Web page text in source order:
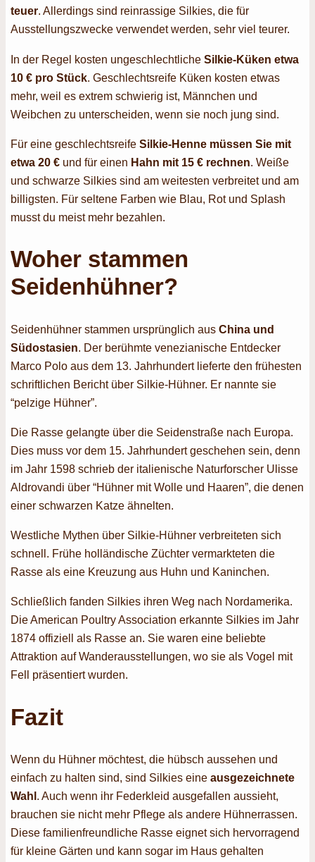
teuer. Allerdings sind reinrassige Silkies, die für
Ausstellungszwecke verwendet werden, sehr viel teurer.
In der Regel kosten ungeschlechtlicheSilkie-Küken etwa
10€ pro Stück. Geschlechtsreife Küken kosten etwas
mehr, weil es extrem schwierig ist, Männchen und
Weibchen zu unterscheiden, wenn sie noch jung sind.
Für eine geschlechtsreifeSilkie-Henne müssen Sie mit
etwa 20€ und für einen Hahn mit 15€ rechnen. Weiße
und schwarze Silkies sind am weitesten verbreitet und am
billigsten. Für seltene Farben wie Blau, Rot und Splash
musst du meist mehr bezahlen.
Woher stammen
Seidenhühner?
Seidenhühner stammen ursprünglich ausChina und
Südostasien . Der berühmte venezianische Entdecker
Marco Polo aus dem 13. Jahrhundert lieferte den frühesten
schriftlichen Bericht über Silkie-Hühner. Er nannte sie
“pelzige Hühner”.
Die Rasse gelangte über die Seidenstraße nach Europa.
Dies muss vor dem 15. Jahrhundert geschehen sein, denn
im Jahr 1598 schrieb der italienische Naturforscher Ulisse
Aldrovandi über “Hühner mit Wolle und Haaren”, die denen
einer schwarzen Katze ähnelten.
Westliche Mythen über Silkie-Hühner verbreiteten sich
schnell. Frühe holländische Züchter vermarkteten die
Rasse als eine Kreuzung aus Huhn und Kaninchen.
Schließlich fanden Silkies ihren Weg nach Nordamerika.
Die American Poultry Association erkannte Silkies im Jahr
1874 offiziell als Rasse an. Sie waren eine beliebte
Attraktion auf Wanderausstellungen, wo sie als Vogel mit
Fell präsentiert wurden.
Fazit
Wenn du Hühner möchtest, die hübsch aussehen und
einfach zu halten sind, sind Silkies eineausgezeichnete
Wahl. Auch wenn ihr Federkleid ausgefallen aussieht,
brauchen sie nicht mehr Pflege als andere Hühnerrassen.
Diese familienfreundliche Rasse eignet sich hervorragend
für kleine Gärten und kann sogar im Haus gehalten